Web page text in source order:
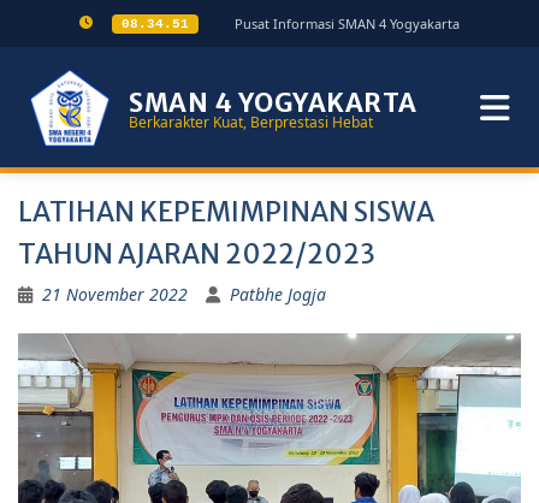
08.34.51 Pusat Informasi SMAN 4 Yogyakarta
SMAN 4 YOGYAKARTA
Berkarakter Kuat, Berprestasi Hebat
LATIHAN KEPEMIMPINAN SISWA
TAHUN AJARAN 2022/2023
21 November 2022 Patbhe Jogja